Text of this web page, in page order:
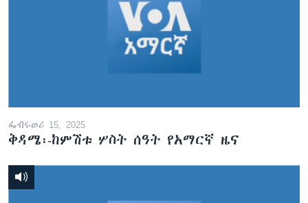
ፌብሩወሪ 15, 2025
ቅዳሜ፡-ከምሽቱ ሦስት ሰዓት የአማርኛ ዜና